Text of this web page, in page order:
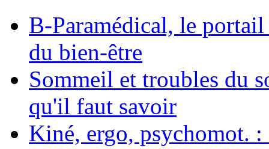
B-Paramédical, le portail
du bien-être
Sommeil et troubles du
qu'il faut savoir
Kiné, ergo, psychomot. :